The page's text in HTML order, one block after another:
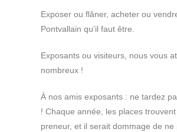
Exposer ou flâner, acheter ou
Pontvallain qu’il faut être.
Exposants ou visiteurs, nous vous
nombreux !
À nos amis exposants : ne tardez
! Chaque année, les places
preneur, et il serait dommage de ne